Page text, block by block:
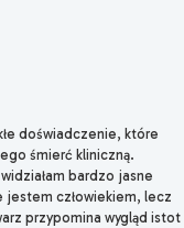
doświadczenie, które
śmierć kliniczną.
bardzo jasne
jestem człowiekiem, lecz
przypomina wygląd istot